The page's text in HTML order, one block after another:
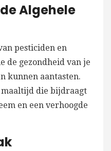
Algehele
pesticiden en
de gezondheid van je
kunnen aantasten.
maaltijd die bijdraagt
en een verhoogde